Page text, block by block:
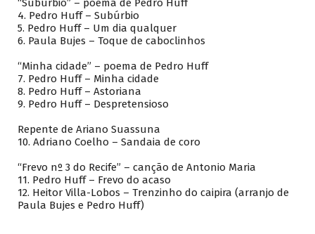
“Subúrbio” – poema de Pedro Huff
4. Pedro Huff – Subúrbio
5. Pedro Huff – Um dia qualquer
6. Paula Bujes – Toque de caboclinhos
“Minha cidade” – poema de Pedro Huff
7. Pedro Huff – Minha cidade
8. Pedro Huff – Astoriana
9. Pedro Huff – Despretensioso
Repente de Ariano Suassuna
10. Adriano Coelho – Sandaia de coro
“Frevo nº 3 do Recife” – canção de Antonio Maria
11. Pedro Huff – Frevo do acaso
12. Heitor Villa-Lobos – Trenzinho do caipira (arranjo de
Paula Bujes e Pedro Huff)